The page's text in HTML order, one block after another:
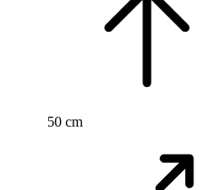
50 cm